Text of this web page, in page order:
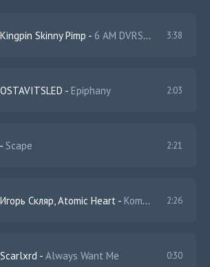
Skinny Pimp - 6 AM DVRST DONT SLEEP 3:38
- Epiphany 2:03
- Scape 2:21
Скляр, Atomic Heart - Komarovo 2:26
- Always Want Me 0:30